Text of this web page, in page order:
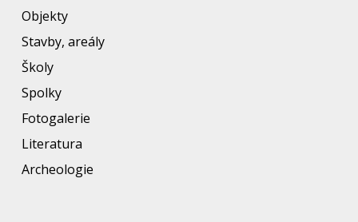
Objekty
Stavby, areály
Školy
Spolky
Fotogalerie
Literatura
Archeologie